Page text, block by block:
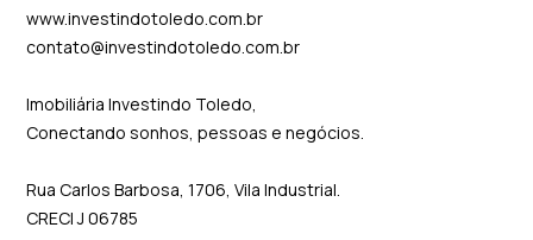
www.investindotoledo.com.br
contato@investindotoledo.com.br
Imobiliária Investindo Toledo,
Conectando sonhos, pessoas e negócios.
Rua Carlos Barbosa, 1706, Vila Industrial.
CRECI J 06785